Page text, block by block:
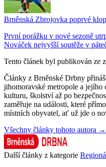
Brněnská Zbrojovka poprvé
První porážku v nové sezoně
Nováček nejvyšší soutěže v
Tento článek byl publikován ze
Články z Brněnské Drbny
jihomoravské metropole a
kulturu, školství až po
zaměřuje na události, které
místních obyvatel, ať už jde o
Všechny články tohoto autora →
Další články z kategorie